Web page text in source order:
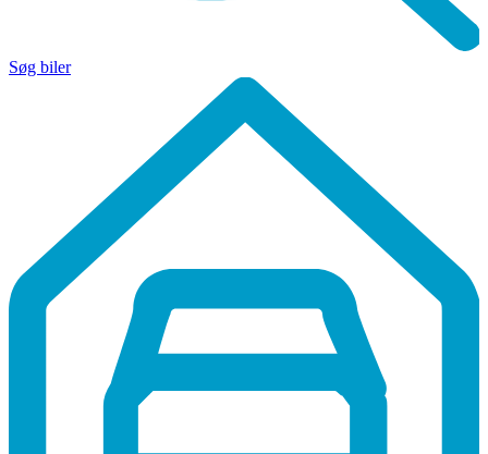
Søg biler